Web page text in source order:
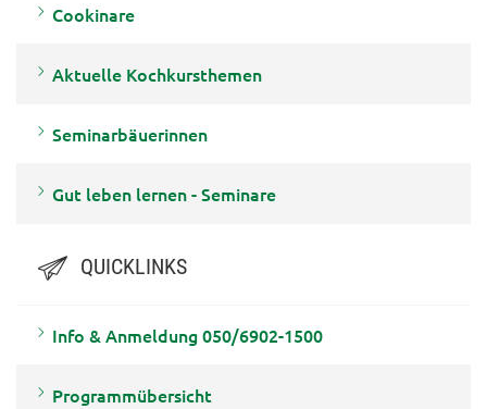
Cookinare
Aktuelle Kochkursthemen
Seminarbäuerinnen
Gut leben lernen - Seminare
QUICKLINKS
Info & Anmeldung 050/6902-1500
Programmübersicht